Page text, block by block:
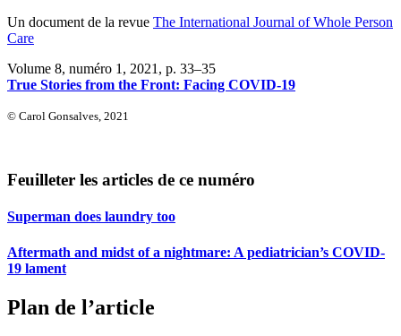
Un document de la revue The International Journal of Whole Person
Care
Volume 8, numéro 1, 2021 , p. 33–35
True Stories from the Front: Facing COVID-19
© Carol Gonsalves, 2021
Feuilleter les articles de ce numéro
Superman does laundry too
Aftermath and midst of a nightmare: A pediatrician’s COVID-
19 lament
Plan de l’article